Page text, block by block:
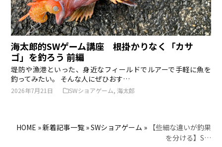
海太郎的SWゲーム講座 根掛かりなく「カサ
ゴ」を釣ろう 前編
堤防や漁港といった、身近なフィールドでルアーで手軽に魚を
釣ってみたい。 そんな人にぜひおす…
2026年7月21日 SWショアゲーム,海太郎
HOME »新着記事一覧»SWショアゲーム » 【些細な違いが釣果
を分ける】S…